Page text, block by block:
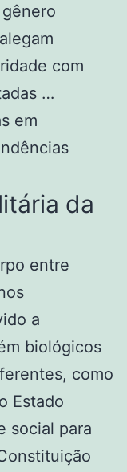
com
…
em
da
entre
a
biológicos
como
Estado
social para